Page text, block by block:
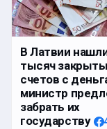
В Латвии
тысяч
счетов с
министр
забрать их
государству